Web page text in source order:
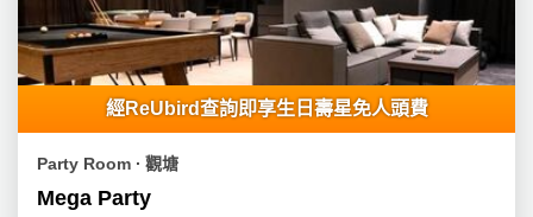
經ReUbird查詢即享生日壽星免人頭費
Party Room ∙ 觀塘
Mega Party